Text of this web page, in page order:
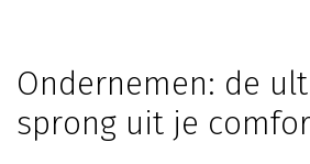
Ondernemen: de
sprong uit je